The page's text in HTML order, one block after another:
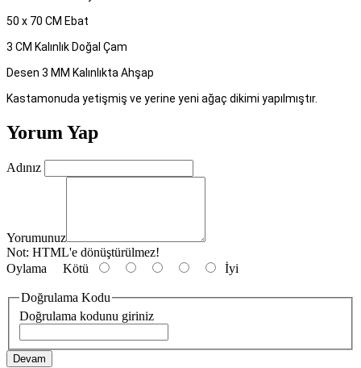
50 x 70 CM Ebat
3 CM Kalınlık Doğal Çam
Desen 3 MM Kalınlıkta Ahşap
Kastamonuda yetişmiş ve yerine yeni ağaç dikimi yapılmıştır.
Yorum Yap
Adınız
Yorumunuz
Not: HTML'e dönüştürülmez!
Oylama Kötü İyi
Doğrulama Kodu
Doğrulama kodunu giriniz
Devam